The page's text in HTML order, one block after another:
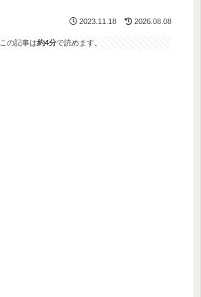
2023.11.18 2026.08.08
この記事は約4分で読めます。